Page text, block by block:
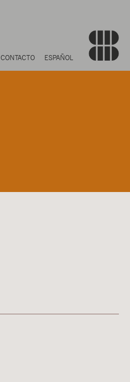
CONTACTO ESPAÑOL